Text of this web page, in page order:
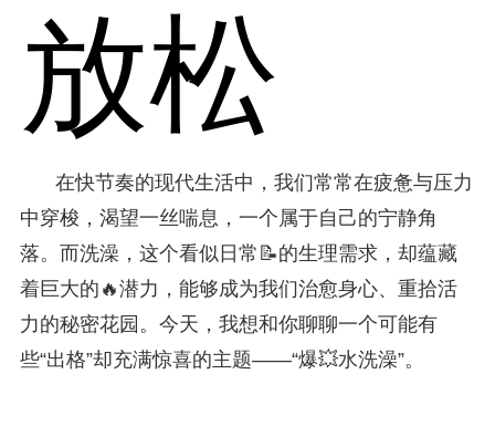
放松
在快节奏的现代生活中，我们常常在疲惫与压力
中穿梭，渴望一丝喘息，一个属于自己的宁静角
落。而洗澡，这个看似日常📝的生理需求，却蕴藏
着巨大的🔥潜力，能够成为我们治愈身心、重拾活
力的秘密花园。今天，我想和你聊聊一个可能有
些“出格”却充满惊喜的主题——“爆💥水洗澡”。